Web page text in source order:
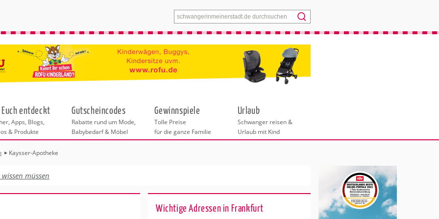
Menü
Frankfurt
Euch entdeckt
Apps, Blogs,
& Produkte
Gutscheincodes
Rabatte rund um Mode,
Babybedarf & Möbel
Gewinnspiele
Tolle Preise
für die ganze Familie
Urlaub
Schwanger reisen &
Urlaub mit Kind
Kaysser-Apotheke
müssen
Wichtige Adressen in Frankfurt